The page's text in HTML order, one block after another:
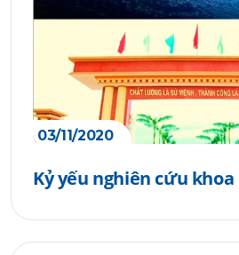
03/11/2020
Kỷ yếu nghiên cứu khoa